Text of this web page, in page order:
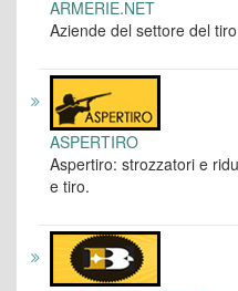
ARMERIE.NET
Aziende del settore del
ASPERTIRO
Aspertiro: strozzatori e
e tiro.